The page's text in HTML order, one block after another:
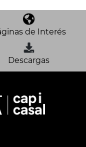
de Interés
Descargas